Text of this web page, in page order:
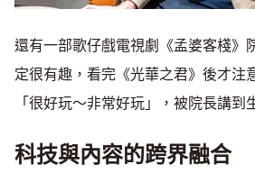
還有一部歌仔戲電視劇《孟婆客棧》
定很有趣，看完《光華之君》後才注
「很好玩～非常好玩」，被院長講到
科技與內容的跨界融合